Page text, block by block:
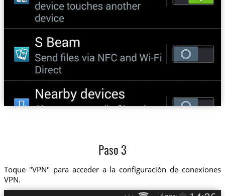
Paso 3
Toque "VPN" para acceder a la configuración de conexiones
VPN.